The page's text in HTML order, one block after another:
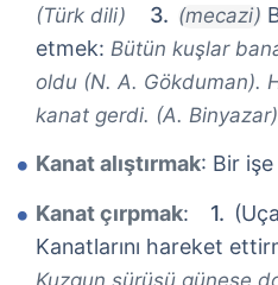
(Türk dili)
(mecazi)
etmek: Bütün kuşlar
oldu (N. A. Gökduman).
kanat gerdi. (A. Binyazar)
Kanat alıştırmak: Bir işe
Kanat çırpmak:
Kanatlarını hareket
Kuzgun sürüsü güneşe